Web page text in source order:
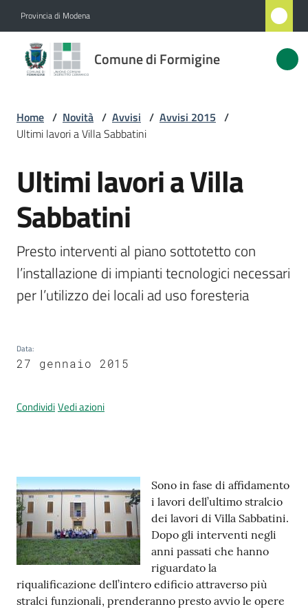
Provincia di Modena
Comune di Formigine
Comune
di
Novità
Servizi
Vivere
Formigine
Prenotazione
r
t
a
M
e
t
e
o
Home / Novità / Avvisi / Avvisi 2015 /
Ultimi lavori a Villa Sabbatini
Salta al contenuto
Ultimi lavori a Villa
Sabbatini
Presto interventi al piano sottotetto con
l’installazione di impianti tecnologici necessari
per l’utilizzo dei locali ad uso foresteria
Data:
27 gennaio 2015
CondividiVedi azioni
Contenuto
Sono in fase di affidamento
i lavori dell’ultimo stralcio
dei lavori di Villa Sabbatini.
Dopo gli interventi negli
anni passati che hanno
riguardato la
riqualificazione dell’intero edificio attraverso più
stralci funzionali, prenderanno presto avvio le opere